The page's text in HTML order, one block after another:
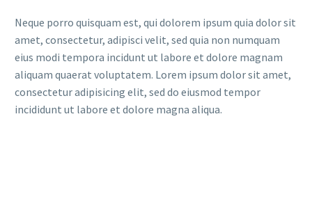
Neque porro quisquam est, qui dolorem ipsum quia dolor sit
amet, consectetur, adipisci velit, sed quia non numquam
eius modi tempora incidunt ut labore et dolore magnam
aliquam quaerat voluptatem. Lorem ipsum dolor sit amet,
consectetur adipisicing elit, sed do eiusmod tempor
incididunt ut labore et dolore magna aliqua.